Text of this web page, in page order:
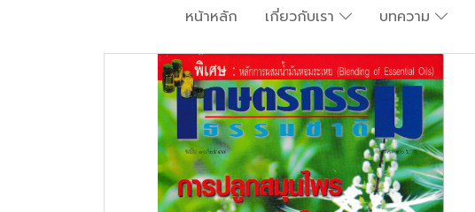
หน้าหลัก เกี่ยวกับเรา บทความ